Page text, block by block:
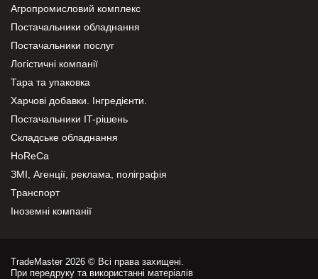
Агропромисловий комплекс
Постачальники обладнання
Постачальники послуг
Логістичні компанії
Тара та упаковка
Харчові добавки. Інгредієнти.
Постачальники IT-рішень
Складське обладнання
HoReCa
ЗМІ, Агенції, реклама, поліграфія
Транспорт
Іноземні компанії
TradeMaster 2026 © Всі права захищені.
При передруку та використанні матеріалів